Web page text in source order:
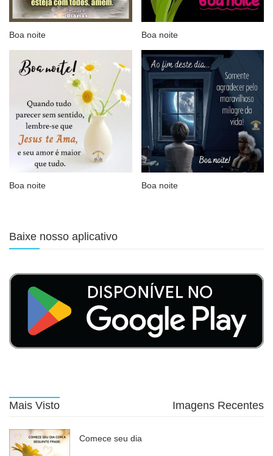
Boa noite Boa noite
Boa noite Boa noite
Baixe nosso aplicativo
Mais Visto Imagens Recentes
Comece seu dia